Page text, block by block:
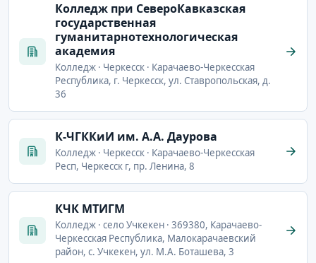
Колледж при СевероКавказская
государственная
гуманитарнотехнологическая
академия
Колледж · Черкесск · Карачаево-Черкесская
Республика, г. Черкесск, ул. Ставропольская, д.
36
К-ЧГККиИ им. А.А. Даурова
Колледж · Черкесск · Карачаево-Черкесская
Респ, Черкесск г, пр. Ленина, 8
КЧК МТИГМ
Колледж · село Учкекен · 369380, Карачаево-
Черкесская Республика, Малокарачаевский
район, с. Учкекен, ул. М.А. Боташева, 3